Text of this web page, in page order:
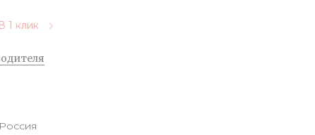
В 1 клик
Россия